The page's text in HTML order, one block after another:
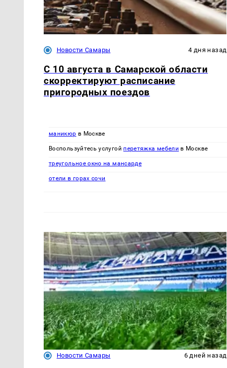
Новости Самары 4 дня назад
С 10 августа в Самарской области
скорректируют расписание
пригородных поездов
маникюр в Москве
Воспользуйтесь услугой перетяжка мебели в Москве
треугольное окно на мансарде
отели в горах сочи
Новости Самары 6 дней назад